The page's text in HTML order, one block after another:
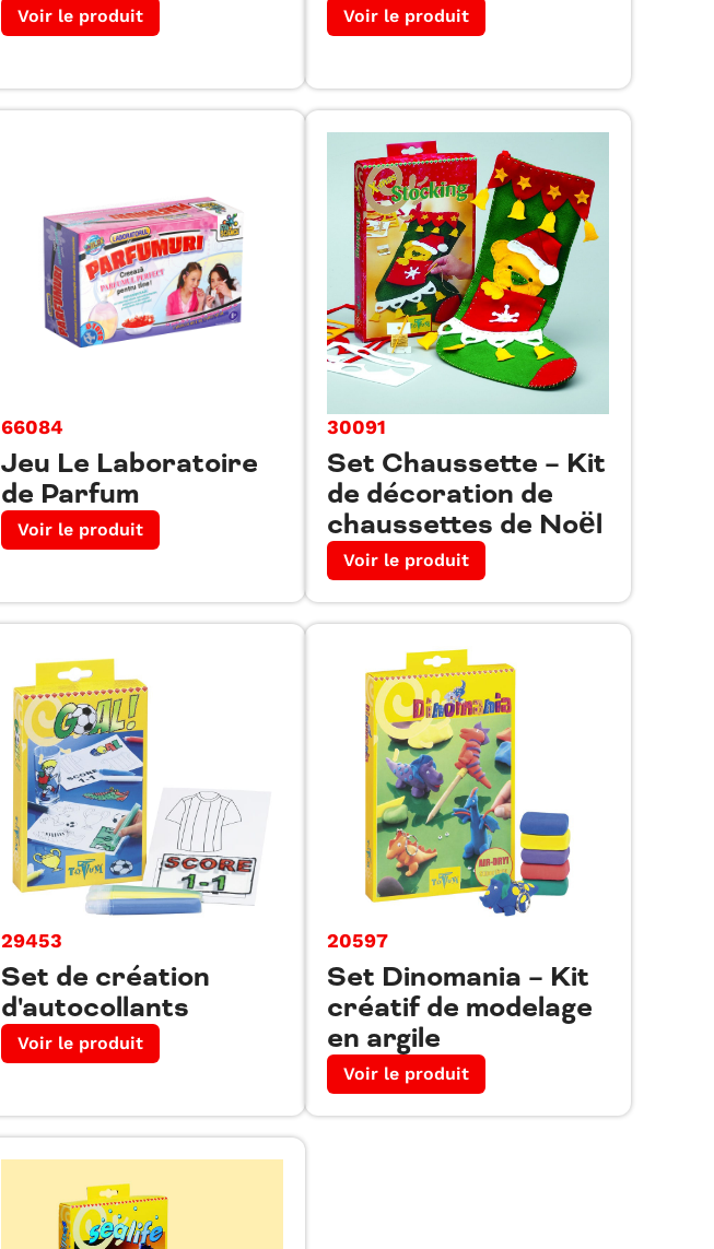
Voir le produit Voir le produit
66084
Jeu Le Laboratoire
de Parfum
Voir le produit
30091
Set Chaussette – Kit
de décoration de
chaussettes de Noël
Voir le produit
29453
Set de création
d'autocollants
Voir le produit
20597
Set Dinomania – Kit
créatif de modelage
en argile
Voir le produit